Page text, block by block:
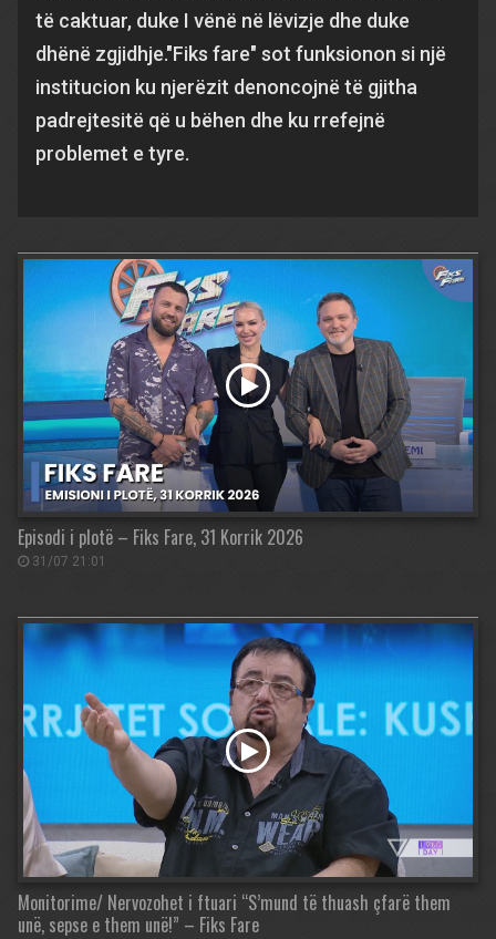
të caktuar, duke I vënë në lëvizje dhe duke
dhënë zgjidhje."Fiks fare" sot funksionon si një
institucion ku njerëzit denoncojnë të gjitha
padrejtesitë që u bëhen dhe ku rrefejnë
problemet e tyre.
Episodi i plotë – Fiks Fare, 31 Korrik 2026
31/07 21:01
Monitorime/ Nervozohet i ftuari “S’mund të thuash çfarë them
unë, sepse e them unë!” – Fiks Fare